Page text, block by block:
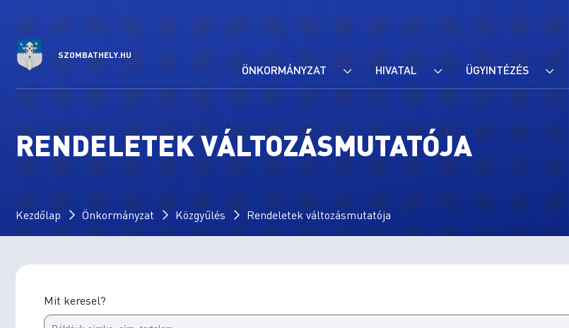
SZOMBATHELY.HU
ÖNKORMÁNYZAT HIVATAL ÜGYINTÉZÉS
RENDELETEK VÁLTOZÁSMUTATÓJA
Kezdőlap Önkormányzat Közgyűlés Rendeletek változásmutatója
Mit keresel?